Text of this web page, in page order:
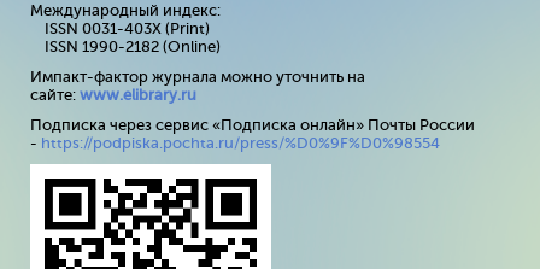
Международный индекс:
ISSN 0031-403X (Print)
ISSN 1990-2182 (Online)
Импакт-фактор журнала можно уточнить на
сайте: www.elibrary.ru
Подписка через сервис «Подписка онлайн» Почты России
- https://podpiska.pochta.ru/press/%D0%9F%D0%98554